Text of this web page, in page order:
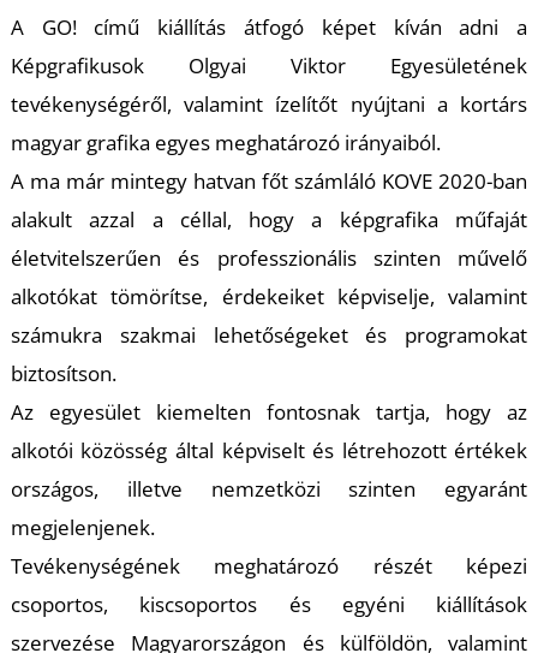
A GO! című
kiállítás átfogó képet kíván adni a
Képgrafikusok Olgyai Viktor Egyesületének
tevékenységéről, valamint ízelítőt nyújtani a kortárs
magyar grafika egyes meghatározó irányaiból.
A ma már mintegy hatvan főt számláló KOVE 2020-ban
alakult azzal a céllal, hogy a képgrafika műfaját
életvitelszerűen és professzionális szinten művelő
alkotókat tömörítse, érdekeiket képviselje, valamint
számukra szakmai lehetőségeket és programokat
biztosítson.
Az egyesület kiemelten fontosnak tartja, hogy az
alkotói közösség által képviselt és létrehozott értékek
országos, illetve nemzetközi szinten egyaránt
megjelenjenek.
Tevékenységének meghatározó részét képezi
csoportos, kiscsoportos és egyéni kiállítások
szervezése Magyarországon és külföldön, valamint